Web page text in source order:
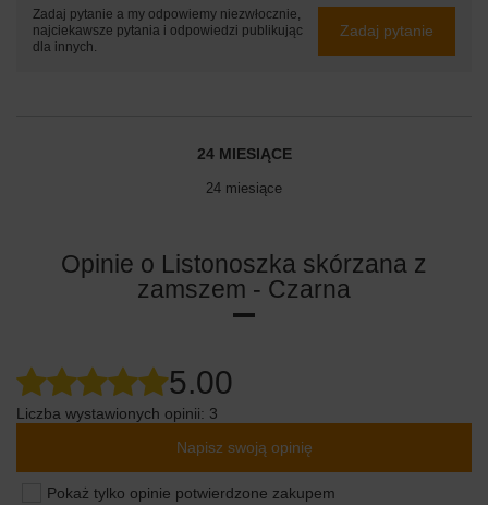
Zadaj pytanie a my odpowiemy niezwłocznie,
najciekawsze pytania i odpowiedzi publikując
dla innych.
Zadaj pytanie
24 MIESIĄCE
24 miesiące
Opinie o Listonoszka skórzana z
zamszem - Czarna
5.00
Liczba wystawionych opinii: 3
Napisz swoją opinię
Pokaż tylko opinie potwierdzone zakupem